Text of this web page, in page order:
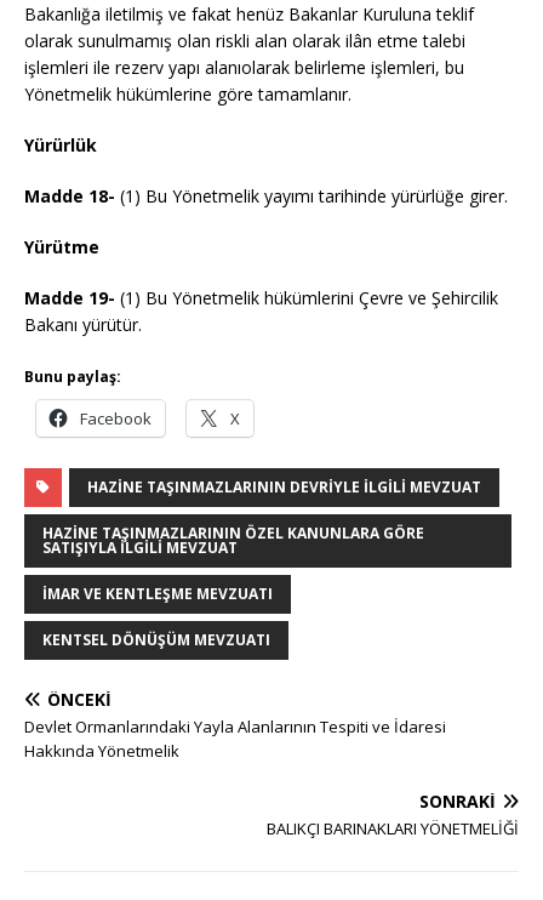
Bakanlığa iletilmiş ve fakat henüz Bakanlar Kuruluna teklif
olarak sunulmamış olan riskli alan olarak ilân etme talebi
işlemleri ile rezerv yapı alanıolarak belirleme işlemleri, bu
Yönetmelik hükümlerine göre tamamlanır.
Yürürlük
Madde 18- (1) Bu Yönetmelik yayımı tarihinde yürürlüğe girer.
Yürütme
Madde 19- (1) Bu Yönetmelik hükümlerini Çevre ve Şehircilik
Bakanı yürütür.
Bunu paylaş:
Facebook X
HAZINE TAŞINMAZLARININ DEVRIYLE İLGILI MEVZUAT
HAZINE TAŞINMAZLARININ ÖZEL KANUNLARA GÖRE
SATIŞIYLA İLGILI MEVZUAT
İMAR VE KENTLEŞME MEVZUATI
KENTSEL DÖNÜŞÜM MEVZUATI
ÖNCEKI
Devlet Ormanlarındaki Yayla Alanlarının Tespiti ve İdaresi
Hakkında Yönetmelik
SONRAKI
BALIKÇI BARINAKLARI YÖNETMELİĞİ